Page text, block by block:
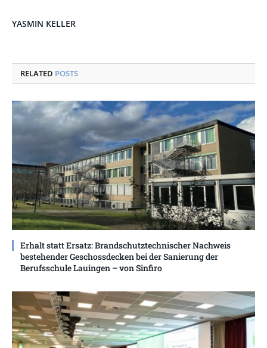
YASMIN KELLER
RELATED POSTS
Erhalt statt Ersatz: Brandschutztechnischer Nachweis
bestehender Geschossdecken bei der Sanierung der
Berufsschule Lauingen – von Sinfiro